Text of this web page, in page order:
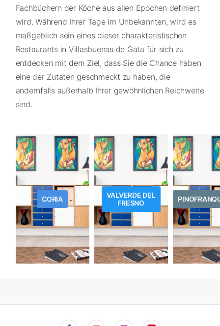
Fachbüchern der Köche aus allen Epochen definiert
wird. Während Ihrer Tage im Unbekannten, wird es
maßgeblich sein eines dieser charakteristischen
Restaurants in Villasbuenas de Gata für sich zu
entdecken mit dem Ziel, dass Sie die Chance haben
eine der Zutaten geschmeckt zu haben, die
andernfalls außerhalb Ihrer gewöhnlichen Reichweite
sind.
CORIA
VALVERDE DEL
FRESNO